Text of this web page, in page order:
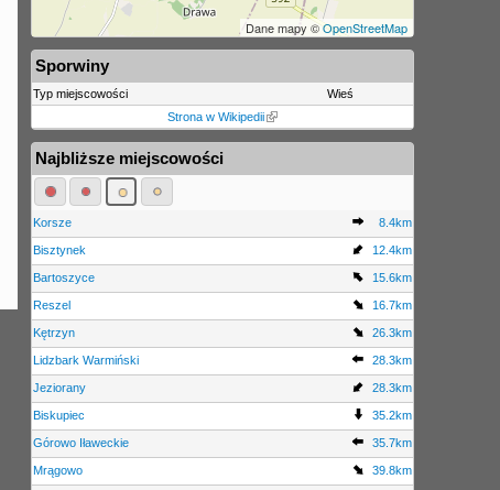
Dane mapy ©OpenStreetMap
Sporwiny
Typ miejscowości
Wieś
Strona w Wikipedii
Najbliższe miejscowości
Korsze 8.4km
Bisztynek 12.4km
Bartoszyce 15.6km
Reszel 16.7km
Kętrzyn 26.3km
Lidzbark Warmiński 28.3km
Jeziorany 28.3km
Biskupiec 35.2km
Górowo Iławeckie 35.7km
Mrągowo 39.8km